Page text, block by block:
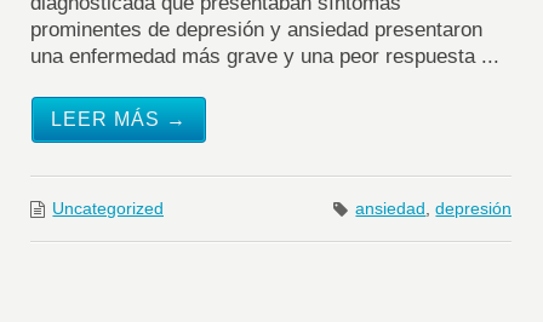
prominentes de depresión y ansiedad presentaron
una enfermedad más grave y una peor respuesta ...
LEER MÁS →
Uncategorized ansiedad ,depresión